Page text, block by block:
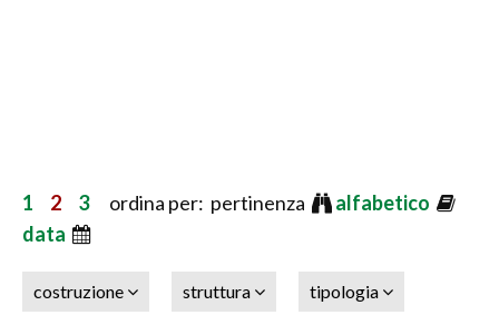
1 2 3ordina per: pertinenza
alfabetico
data
costruzione struttura tipologia